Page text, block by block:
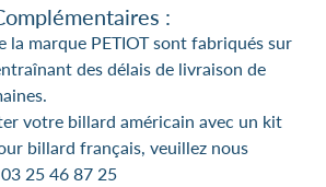
:
la marque PETIOT sont fabriqués sur
des délais de livraison de
votre billard américain avec un kit
billard français, veuillez nous
25 46 87 25